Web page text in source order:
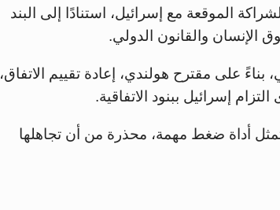
الموقعة مع إسرائيل، استنادًا إلى البند
الإنسان والقانون الدولي.
قرروا في 20 مايو الماضي، بناءً على مقترح هولندي، إعادة تقييم الاتفاق،
إسرائيل ببنود الاتفاقية.
أداة ضغط مهمة، محذرة من أن تجاهلها